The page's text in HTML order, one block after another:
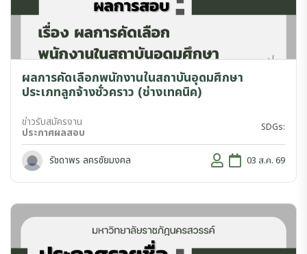
ผลการคัดเลือกพนักงานในสถาบันอุดมศึกษา
ประเภทลูกจ้างชั่วคราว (ช่างเทคนิค)
ข่าวรับสมัครงาน
ประกาศผลสอบ SDGs:
รัชดาพร ลครชัยมงคล 03 ส.ค. 69